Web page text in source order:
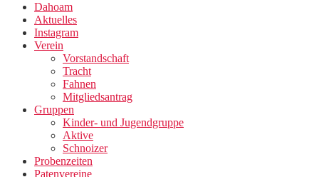
Dahoam
Aktuelles
Instagram
Verein
Vorstandschaft
Tracht
Fahnen
Mitgliedsantrag
Gruppen
Kinder- und Jugendgruppe
Aktive
Schnoizer
Probenzeiten
Patenvereine